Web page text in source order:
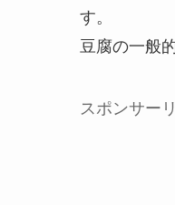
す。
豆腐の一般
スポンサー